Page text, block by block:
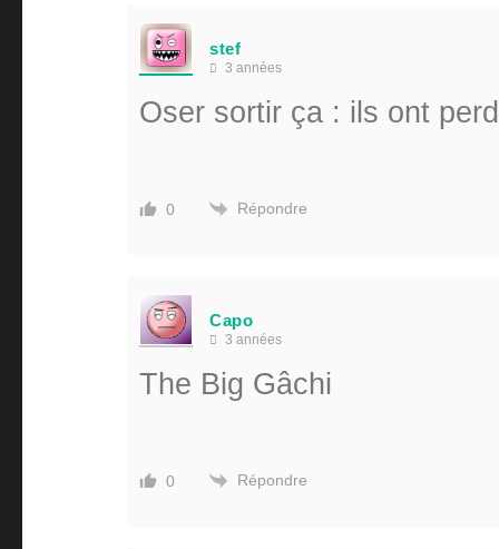
stef
3 années
Oser sortir ça : ils ont
0 Répondre
Capo
3 années
The Big Gâchi
0 Répondre